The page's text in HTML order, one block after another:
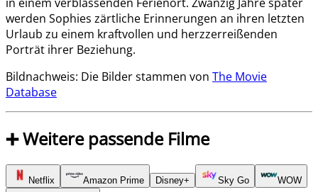
werden Sophies zärtliche Erinnerungen an ihren letzten
Urlaub zu einem kraftvollen und herzzerreißenden
Porträt ihrer Beziehung.
Bildnachweis: Die Bilder stammen von The Movie
Database
➕ Weitere passende Filme
Netflix Amazon Prime Disney+ Sky Go WOW